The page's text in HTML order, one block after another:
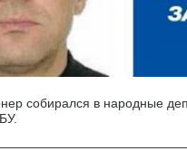
собирался в народные